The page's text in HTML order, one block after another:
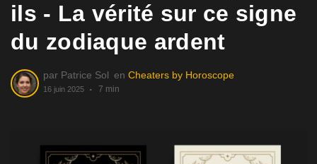
ils - La vérité sur ce signe
du zodiaque ardent
par Patrice Sol en Cheaters by Horoscope
16 juin 2025 7 min